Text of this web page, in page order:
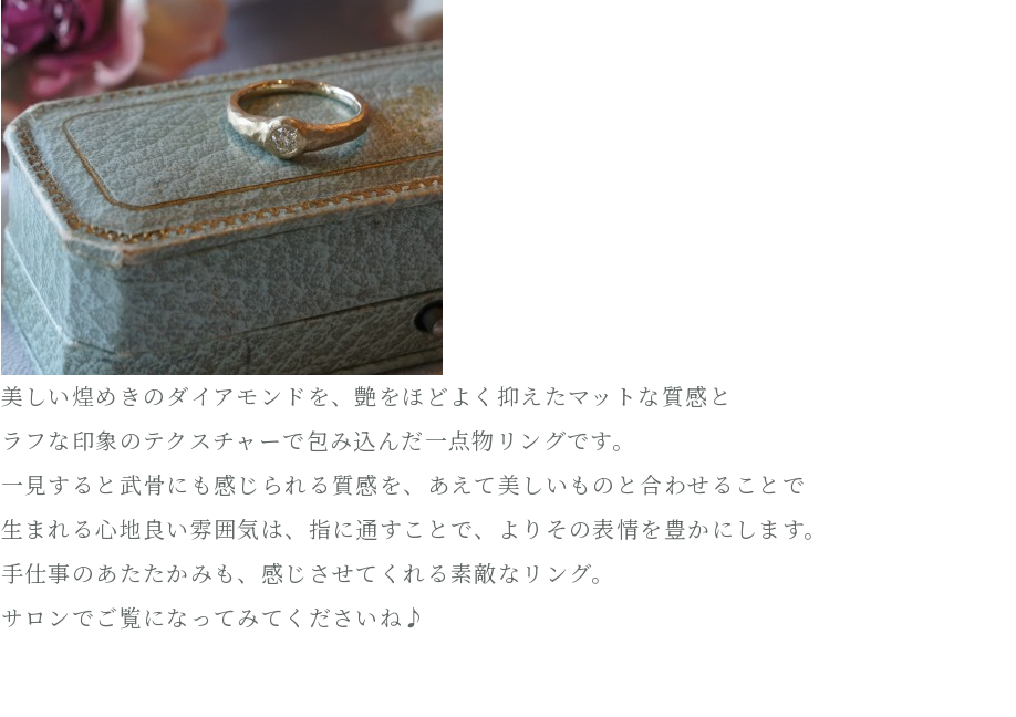
美しい煌めきのダイアモンドを、艶をほどよく抑えたマットな質感と
ラフな印象のテクスチャーで包み込んだ一点物リングです。
一見すると武骨にも感じられる質感を、あえて美しいものと合わせることで
生まれる心地良い雰囲気は、指に通すことで、よりその表情を豊かにします。
手仕事のあたたかみも、感じさせてくれる素敵なリング。
サロンでご覧になってみてくださいね♪